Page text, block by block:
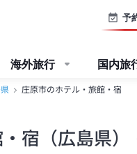
予
海外旅行 国内旅
庄原市のホテル・旅館・宿
宿（広島県）